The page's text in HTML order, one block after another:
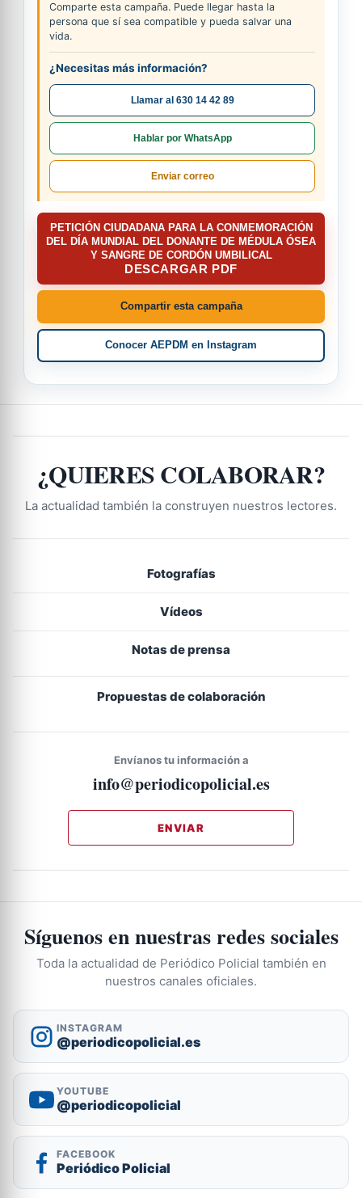
Comparte esta campaña. Puede llegar hasta la
persona que sí sea compatible y pueda salvar una
vida.
¿Necesitas más información?
Llamar al 630 14 42 89
Hablar por WhatsApp
Enviar correo
PETICIÓN CIUDADANA PARA LA CONMEMORACIÓN
DEL DÍA MUNDIAL DEL DONANTE DE MÉDULA ÓSEA
Y SANGRE DE CORDÓN UMBILICAL
DESCARGAR PDF
Compartir esta campaña
Conocer AEPDM en Instagram
¿QUIERES COLABORAR?
La actualidad también la construyen nuestros lectores.
Fotografías
Vídeos
Notas de prensa
Propuestas de colaboración
Envíanos tu información a
info@periodicopolicial.es
ENVIAR
Síguenos en nuestras redes sociales
Toda la actualidad de Periódico Policial también en
nuestros canales oficiales.
INSTAGRAM
@periodicopolicial.es
YOUTUBE
@periodicopolicial
FACEBOOK
Periódico Policial